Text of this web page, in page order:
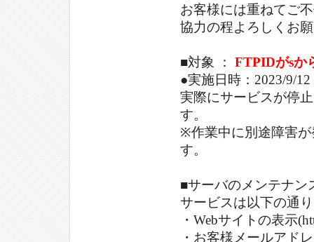
お客様には重ねてご
協力の程よろしくお
■対象 ： FTPIDがsか
●実施日時：2023/9/12
実際にサービスが停
す。
※作業中に別途障害
す。
■サーバのメンテナン
サービスは以下の通
・Webサイトの表示
・お客様メールアド